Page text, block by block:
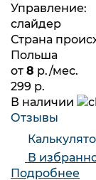
Управление:
слайдер
Страна
Польша
от 8 р./мес.
299 р.
В наличии
Отзывы
В
Подробнее